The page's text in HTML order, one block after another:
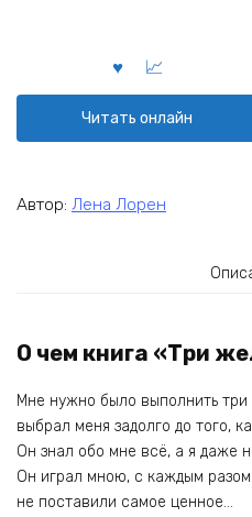
Читать онлайн
Автор: Лена Лорен
О чем книга «Три
Мне нужно было выполнить
выбрал меня задолго до того,
Он знал обо мне всё, а я даже
Он играл мною, с каждым
не поставили самое ценное…